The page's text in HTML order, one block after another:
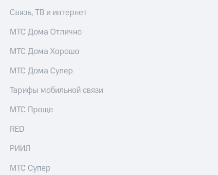
Связь, ТВ и интернет
МТС Дома Отлично
МТС Дома Хорошо
МТС Дома Супер
Тарифы мобильной связи
МТС Проще
RED
РИИЛ
МТС Супер